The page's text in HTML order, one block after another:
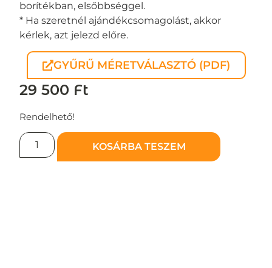
borítékban, elsőbbséggel.
* Ha szeretnél ajándékcsomagolást, akkor
kérlek, azt jelezd előre.
GYŰRŰ MÉRETVÁLASZTÓ (PDF)
29 500 Ft
Rendelhető!
KOSÁRBA TESZEM